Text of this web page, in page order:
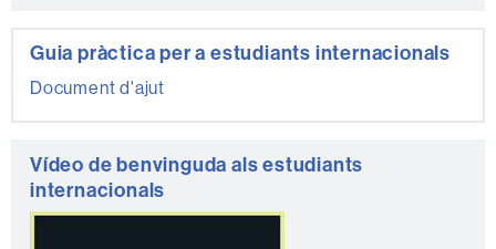
Guia pràctica per a estudiants internacionals
Document d'ajut
Vídeo de benvinguda als estudiants
internacionals